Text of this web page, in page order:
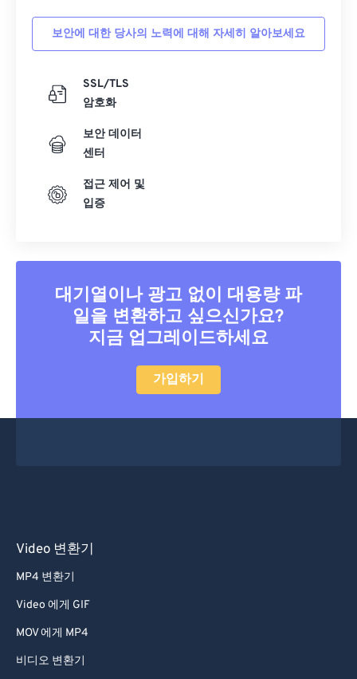
보안에 대한 당사의 노력에 대해 자세히 알아보세요
SSL/TLS
암호화
보안 데이터
센터
접근 제어 및
입증
대기열이나 광고 없이 대용량 파
일을 변환하고 싶으신가요?
지금 업그레이드하세요
가입하기
Video 변환기
MP4 변환기
Video 에게 GIF
MOV 에게 MP4
비디오 변환기